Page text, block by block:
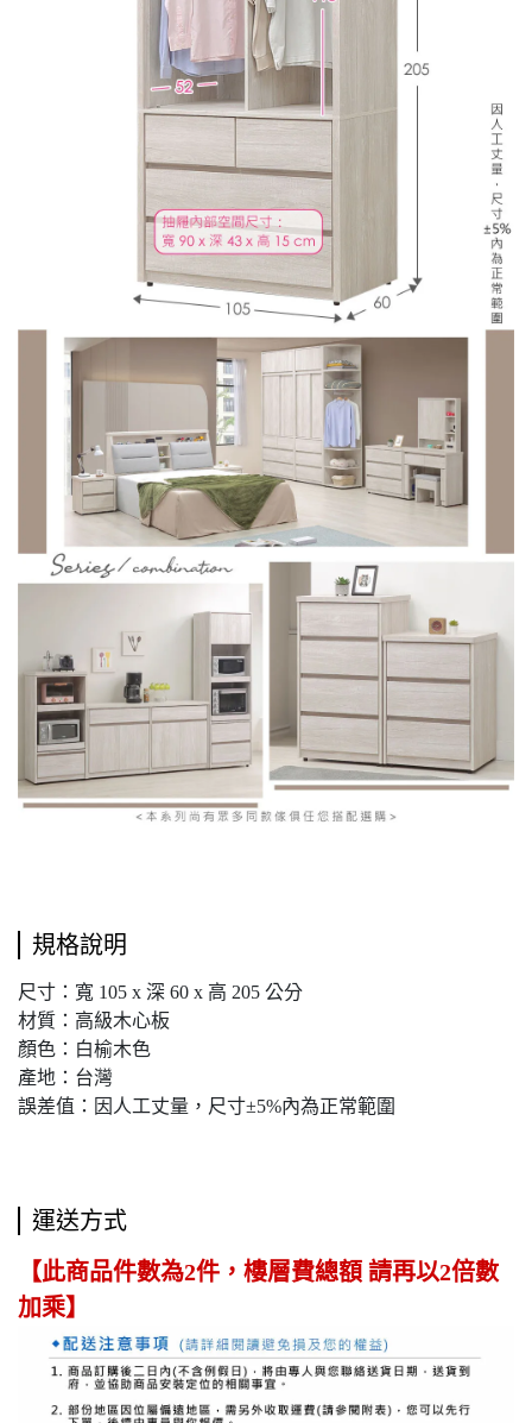
規格說明
尺寸：寬 105 x 深 60 x 高 205 公分
材質：高級木心板
顏色：白榆木色
產地：台灣
誤差值：因人工丈量，尺寸±5%內為正常範圍
運送方式
【此商品件數為2件，樓層費總額 請再以2倍數
加乘】